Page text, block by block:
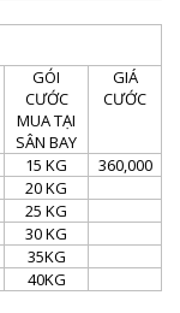
GÓI
CƯỚC
MUA TẠI
SÂN BAY
GIÁ
CƯỚC
15 KG
360,000
20 KG
25 KG
30 KG
35KG
40KG